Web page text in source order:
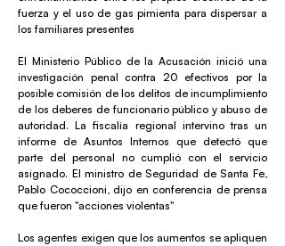
fuerza y el uso de gas pimienta para dispersar a
los familiares presentes
El Ministerio Público de la Acusación inició una
investigación penal contra 20 efectivos por la
posible comisión de los delitos de incumplimiento
de los deberes de funcionario público y abuso de
autoridad. La fiscalía regional intervino tras un
informe de Asuntos Internos que detectó que
parte del personal no cumplió con el servicio
asignado. El ministro de Seguridad de Santa Fe,
Pablo Cococcioni, dijo en conferencia de prensa
que fueron "acciones violentas"
Los agentes exigen que los aumentos se apliquen